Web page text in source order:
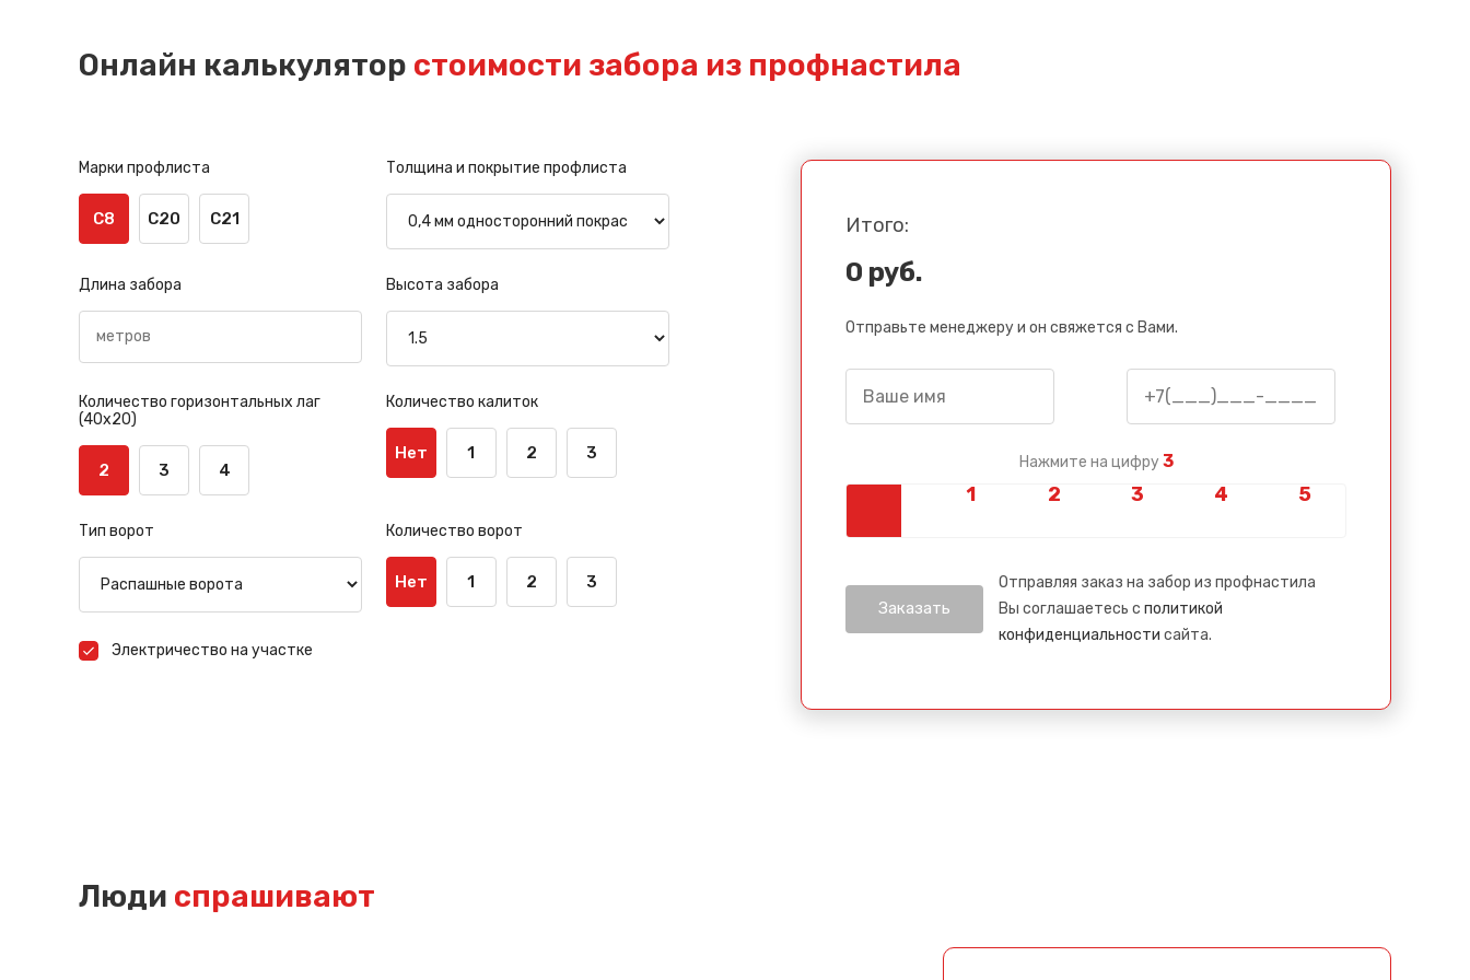
Онлайн калькулятор стоимости забора из профнастила
Марки профлиста
С8 С20 С21
Толщина и покрытие профлиста
Длина забора Высота забора
Количество горизонтальных лаг
(40х20)
2 3 4
Количество калиток
Нет 1 2 3
Тип ворот Количество ворот
Нет 1 2 3
Электричество на участке
Итого:
0 руб.
Отправьте менеджеру и он свяжется с Вами.
Нажмите на цифру 3
Отправляя заказ на забор из профнастила
Вы соглашаетесь с политикой
конфиденциальности сайта.
Люди спрашивают